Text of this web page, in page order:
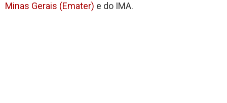
Minas Gerais (Emater) e do IMA.